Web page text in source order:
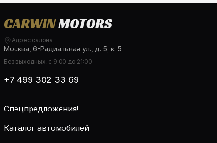
Адрес салона
Москва, 6-Радиальная ул., д. 5, к. 5
Без выходных, с 9:00 до 21:00
+7 499 302 33 69
Спецпредложения!
Каталог автомобилей